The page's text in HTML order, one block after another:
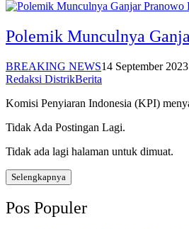
Polemik Munculnya
BREAKING NEWS14 September 2023
Redaksi DistrikBerita
Komisi Penyiaran Indonesia (KPI)
Tidak Ada Postingan Lagi.
Tidak ada lagi halaman untuk dimuat.
Selengkapnya
Pos Populer